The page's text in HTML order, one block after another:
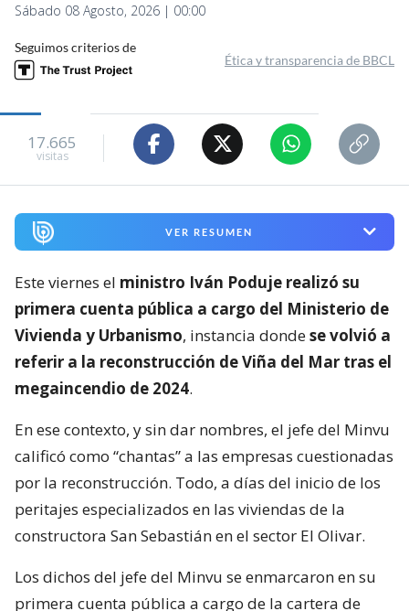
Sábado 08 Agosto, 2026 | 00:00
Seguimos criterios de
Ética y transparencia de BBCL
17.665
visitas
VER RESUMEN
Este viernes el ministro Iván Poduje realizó su
primera cuenta pública a cargo del Ministerio de
Vivienda y Urbanismo, instancia dondese volvió a
referir a la reconstrucción de Viña del Mar tras el
megaincendio de 2024.
En ese contexto, y sin dar nombres, el jefe del Minvu
calificó como “chantas” a las empresas cuestionadas
por la reconstrucción. Todo, a días del inicio de los
peritajes especializados en las viviendas de la
constructora San Sebastián en el sector El Olivar.
Los dichos del jefe del Minvu se enmarcaron en su
primera cuenta pública a cargo de la cartera de